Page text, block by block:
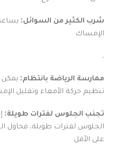
شرب الكثير من السوائل:
الإمساك
.
ممارسة الرياضة بانتظام: يمكن
تنظيم حركة الأمعاء وتقليل
تجنب الجلوس لفترات طويلة:
على الأقل